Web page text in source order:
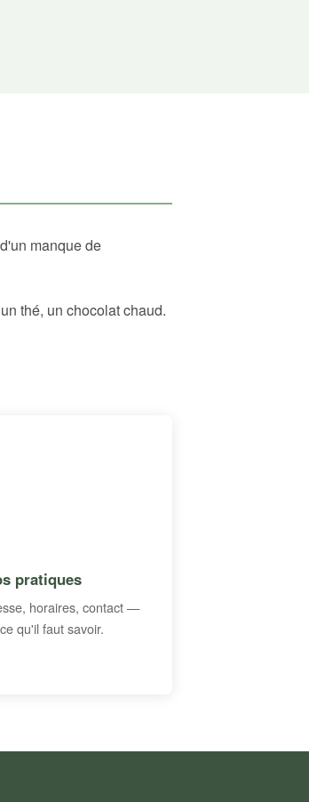
manque de
thé, un chocolat chaud.
pratiques
horaires, contact —
qu'il faut savoir.